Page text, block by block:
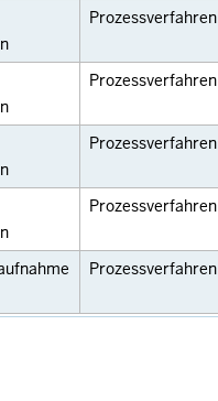
Prozessverfahren
Prozessverfahren
Prozessverfahren
Prozessverfahren
Prozessverfahren